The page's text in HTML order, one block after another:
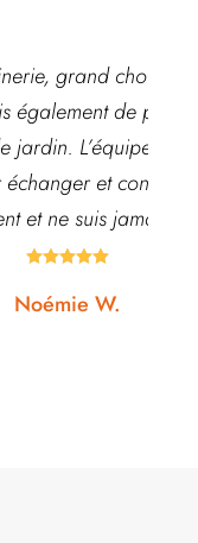
de fleurs et
ou autre
est souvent
J’y vais
déçue.